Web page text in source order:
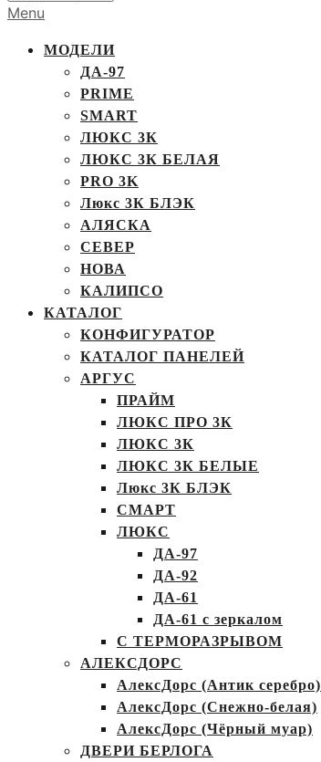
Menu
МОДЕЛИ
ДА-97
PRIME
SMART
ЛЮКС 3К
ЛЮКС 3К БЕЛАЯ
PRO 3K
Люкс 3К БЛЭК
АЛЯСКА
СЕВЕР
НОВА
КАЛИПСО
КАТАЛОГ
КОНФИГУРАТОР
КАТАЛОГ ПАНЕЛЕЙ
АРГУС
ПРАЙМ
ЛЮКС ПРО 3К
ЛЮКС 3К
ЛЮКС 3К БЕЛЫЕ
Люкс 3К БЛЭК
СМАРТ
ЛЮКС
ДА-97
ДА-92
ДА-61
ДА-61 с зеркалом
С ТЕРМОРАЗРЫВОМ
АЛЕКСДОРС
АлексДорс (Антик серебро)
АлексДорс (Снежно-белая)
АлексДорс (Чёрный муар)
ДВЕРИ БЕРЛОГА